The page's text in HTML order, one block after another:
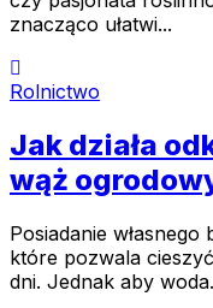
znacząco ułatwi...
Rolnictwo
Jak działa
wąż
Posiadanie
które pozwala
dni. Jednak aby